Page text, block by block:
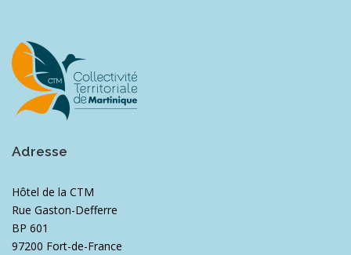
Adresse
Hôtel de la CTM
Rue Gaston-Defferre
BP 601
97200 Fort-de-France